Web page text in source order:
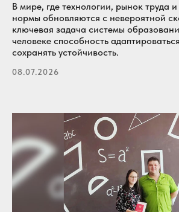
В мире, где технологии, рынок труда
нормы обновляются с невероятной
ключевая задача системы
человеке способность
сохранять устойчивость.
08.07.2026